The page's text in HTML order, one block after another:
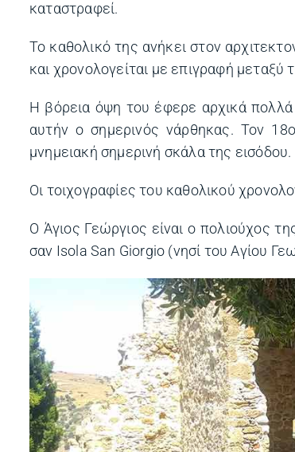
καταστραφεί.
Το καθολικό της ανήκει στον
και χρονολογείται με επιγραφή
Η βόρεια όψη του έφερε αρχικά
αυτήν ο σημερινός νάρθηκας. Τον
μνημειακή σημερινή σκάλα της εισόδου.
Οι τοιχογραφίες του καθολικού
Ο Άγιος Γεώργιος είναι ο πολιούχος
σαν Isola San Giorgio (νησί του Αγίου